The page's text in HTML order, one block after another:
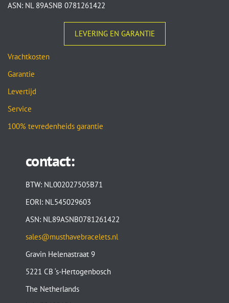
ASN: NL 89ASNB 0781261422
LEVERING EN GARANTIE
Vrachtkosten
Garantie
Levertijd
Service
100% tevredenheids garantie
contact:
BTW: NL002027505B71
EORI: NL545029603
ASN: NL89ASNB0781261422
sales@musthavebracelets.nl
Gravin Helenastraat 9
5221 CB ‘s-Hertogenbosch
The Netherlands